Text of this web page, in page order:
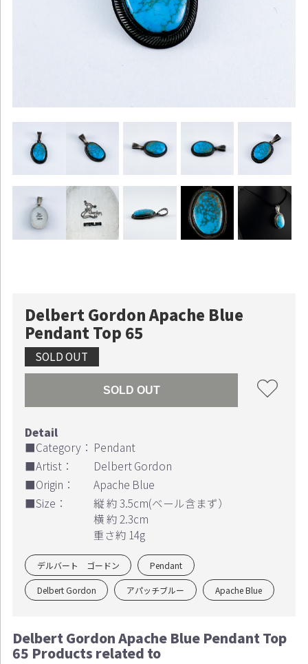
Delbert Gordon Apache Blue
Pendant Top 65
SOLD OUT
SOLD OUT
■Category： Pendant
■Artist：
Delbert Gordon
■Origin：
Apache Blue
■Size：
縦 約 3.5cm(ベール含まず）
横 約 2.3cm
重さ約 14g
デルバート ゴードン Pendant
Delbert Gordon アパッチブルー Apache Blue
Delbert Gordon Apache Blue Pendant Top
65 Products related to